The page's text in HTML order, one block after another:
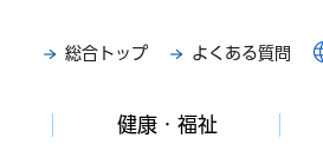
総合トップ よくある質問
健康・福祉